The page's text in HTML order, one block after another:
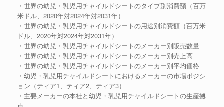
・世界の幼児・乳児用チャイルドシートのタイプ別消費額（百万
米ドル、2020年対2024年対2031年）
・世界の幼児・乳児用チャイルドシートの用途別消費額（百万米
ドル、2020年対2024年対2031年）
・世界の幼児・乳児用チャイルドシートのメーカー別販売数量
・世界の幼児・乳児用チャイルドシートのメーカー別売上高
・世界の幼児・乳児用チャイルドシートのメーカー別平均価格
・幼児・乳児用チャイルドシートにおけるメーカーの市場ポジシ
ョン（ティア1、ティア2、ティア3）
・主要メーカーの本社と幼児・乳児用チャイルドシートの生産拠